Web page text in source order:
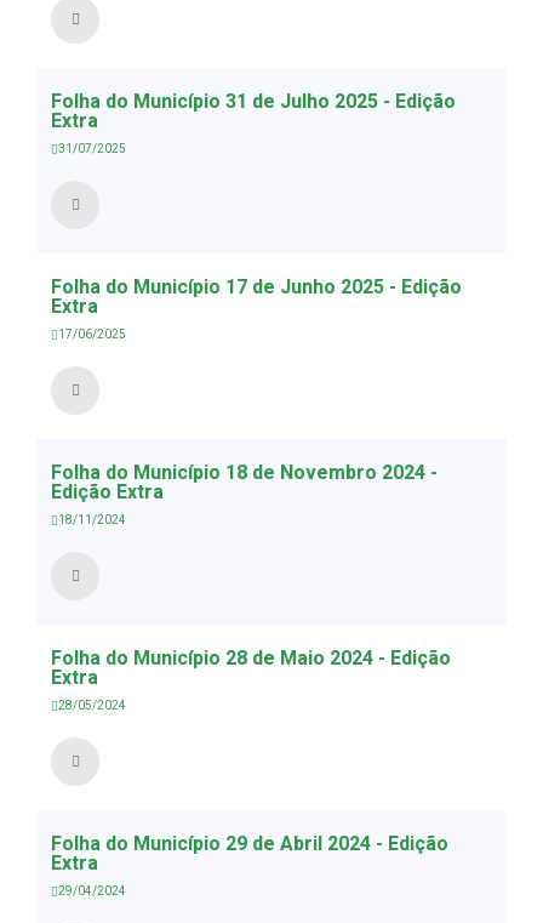
Folha do Município 31 de Julho 2025 - Edição
Extra
31/07/2025
Folha do Município 17 de Junho 2025 - Edição
Extra
17/06/2025
Folha do Município 18 de Novembro 2024 -
Edição Extra
18/11/2024
Folha do Município 28 de Maio 2024 - Edição
Extra
28/05/2024
Folha do Município 29 de Abril 2024 - Edição
Extra
29/04/2024